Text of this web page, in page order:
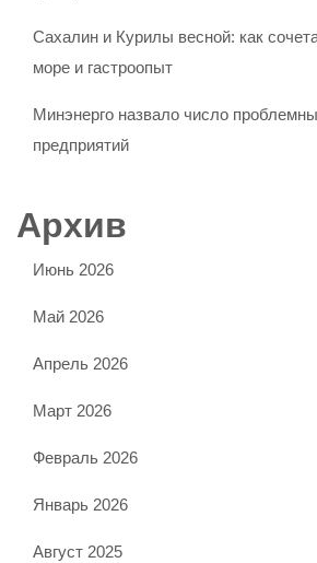
Сахалин и Курилы весной: как
море и гастроопыт
Минэнерго назвало число
предприятий
Архив
Июнь 2026
Май 2026
Апрель 2026
Март 2026
Февраль 2026
Январь 2026
Август 2025